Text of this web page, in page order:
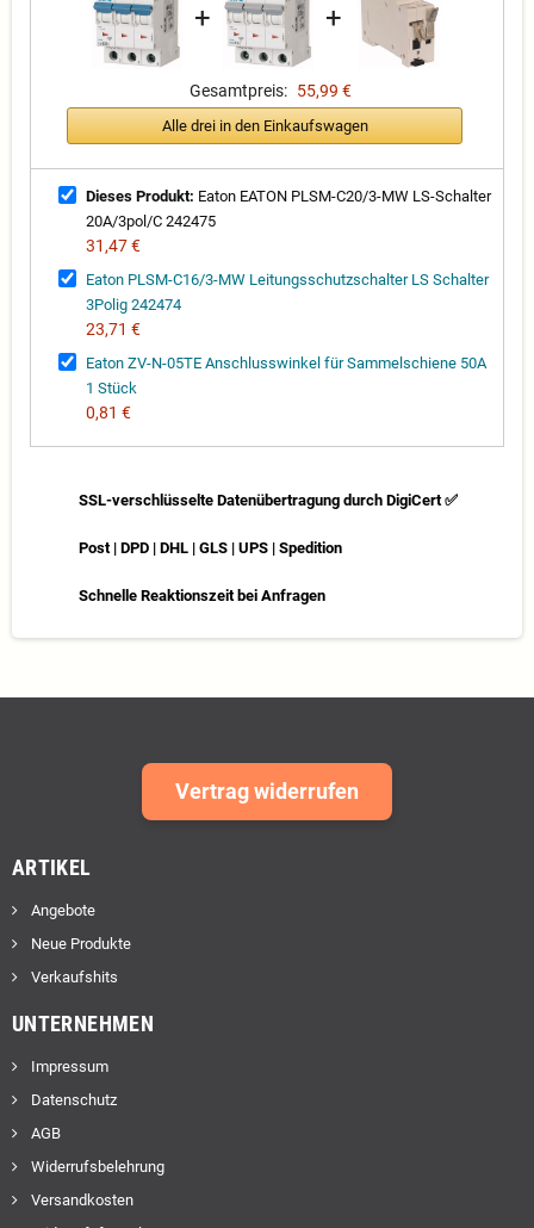
+ +
Gesamtpreis: 55,99 €
Alle drei in den Einkaufswagen
Dieses Produkt: Eaton EATON PLSM-C20/3-MW LS-Schalter
20A/3pol/C 242475
31,47 €
Eaton PLSM-C16/3-MW Leitungsschutzschalter LS Schalter
3Polig 242474
23,71 €
Eaton ZV-N-05TE Anschlusswinkel für Sammelschiene 50A
1 Stück
0,81 €
SSL-verschlüsselte Datenübertragung durch DigiCert ✅
Post | DPD | DHL | GLS | UPS | Spedition
Schnelle Reaktionszeit bei Anfragen
Vertrag widerrufen
ARTIKEL
Angebote
Neue Produkte
Verkaufshits
UNTERNEHMEN
Impressum
Datenschutz
AGB
Widerrufsbelehrung
Versandkosten